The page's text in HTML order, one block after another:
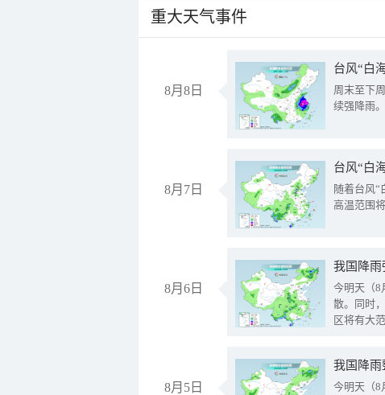
重大天气事件
8月8日
台风“白
周末至下
续强降雨
8月7日
台风“白
随着台风“
高温范围
8月6日
今明天（8
散。同时
区将有大
8月5日
我国降雨
今明天（8